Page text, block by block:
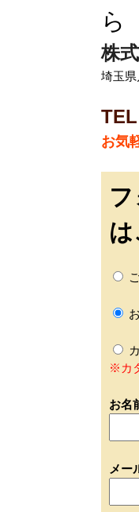
ら
株
埼玉
お気
※カ
お名
メー